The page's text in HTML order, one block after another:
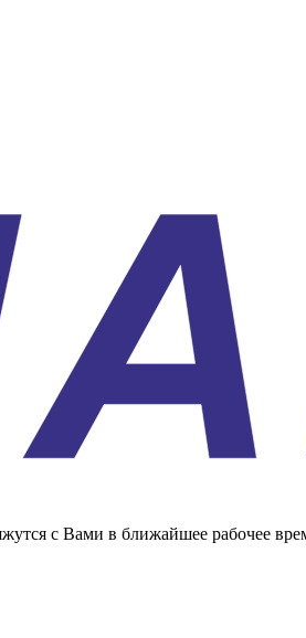
с Вами в ближайшее рабочее